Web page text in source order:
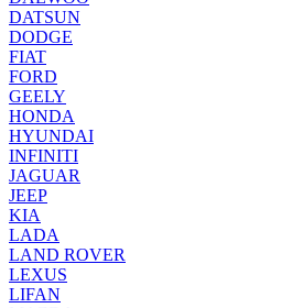
DATSUN
DODGE
FIAT
FORD
GEELY
HONDA
HYUNDAI
INFINITI
JAGUAR
JEEP
KIA
LADA
LAND ROVER
LEXUS
LIFAN